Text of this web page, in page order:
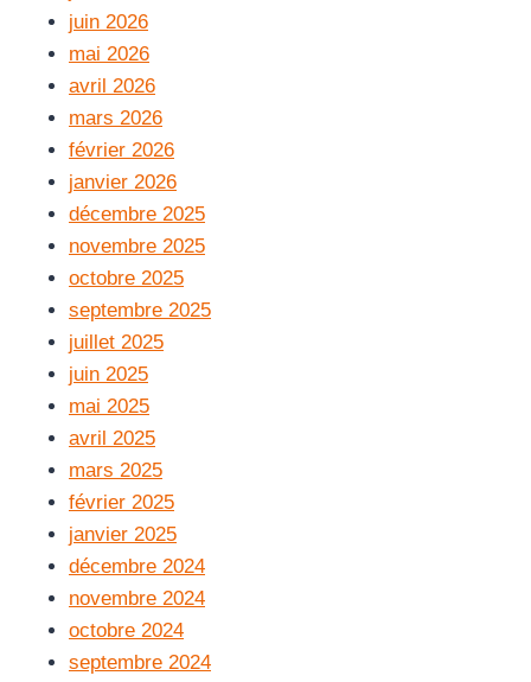
juin 2026
mai 2026
avril 2026
mars 2026
février 2026
janvier 2026
décembre 2025
novembre 2025
octobre 2025
septembre 2025
juillet 2025
juin 2025
mai 2025
avril 2025
mars 2025
février 2025
janvier 2025
décembre 2024
novembre 2024
octobre 2024
septembre 2024